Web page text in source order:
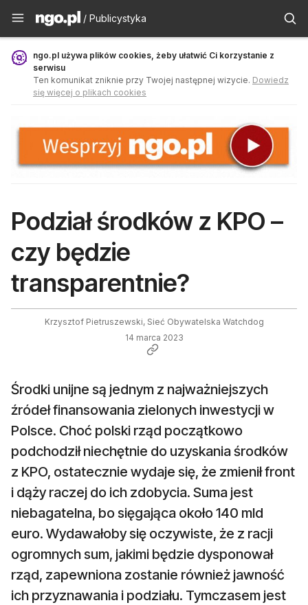
Publicystyka - ngo.pl
/ Publicystyka
ngo.pl używa plików cookies, żeby ułatwić Ci korzystanie z
serwisu
Ten komunikat zniknie przy Twojej następnej wizycie. Dowiedz
się więcej o plikach cookies
Podział środków z KPO –
czy będzie
transparentnie?
Krzysztof Pietruszewski, Sieć Obywatelska Watchdog
14 marca 2023
Środki unijne są jednym z najważniejszych
źródeł finansowania zielonych inwestycji w
Polsce. Choć polski rząd początkowo
podchodził niechętnie do uzyskania środków
z KPO, ostatecznie wydaje się, że zmienił front
i dąży raczej do ich zdobycia. Suma jest
niebagatelna, bo sięgająca około 140 mld
euro. Wydawałoby się oczywiste, że z racji
ogromnych sum, jakimi będzie dysponował
rząd, zapewniona zostanie również jawność
ich przyznawania i podziału. Tymczasem jest